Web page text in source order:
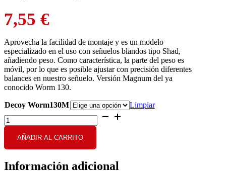
7,55 €
Aprovecha la facilidad de montaje y es un modelo
especializado en el uso con señuelos blandos tipo Shad,
añadiendo peso. Como característica, la parte del peso es
móvil, por lo que es posible ajustar con precisión diferentes
balances en nuestro señuelo. Versión Magnum del ya
conocido Worm 130.
Decoy Worm130M
Limpiar
Decoy
Worm130M
Makisasu
Magnum
Weighted
cantidad
AÑADIR AL CARRITO
Información adicional